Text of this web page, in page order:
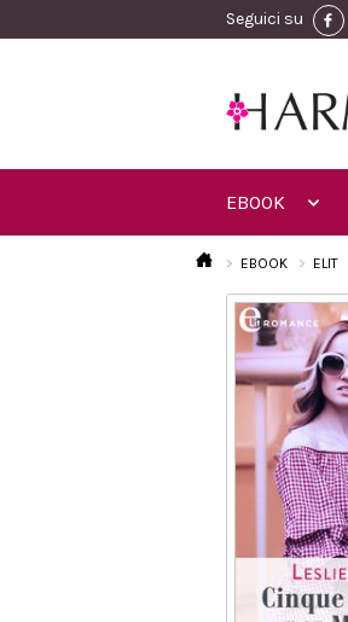
Seguici su
EBOOK
EBOOK ELIT